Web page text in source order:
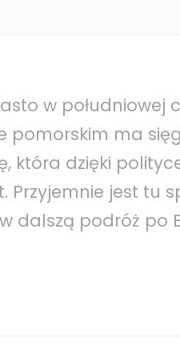
w południowej
pomorskim ma
która dzięki
Przyjemnie jest tu
dalszą podróż po